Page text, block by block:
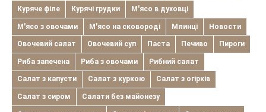
Куряче філе Курячі грудки М'ясо в духовці
М'ясо з овочами М'ясо на сковороді Млинці Новости
Овочевий салат Овочевий суп Паста Печиво Пироги
Риба запечена Риба з овочами Рибний салат
Салат з капусти Салат з куркою Салат з огірків
Салат з сиром Салати без майонезу